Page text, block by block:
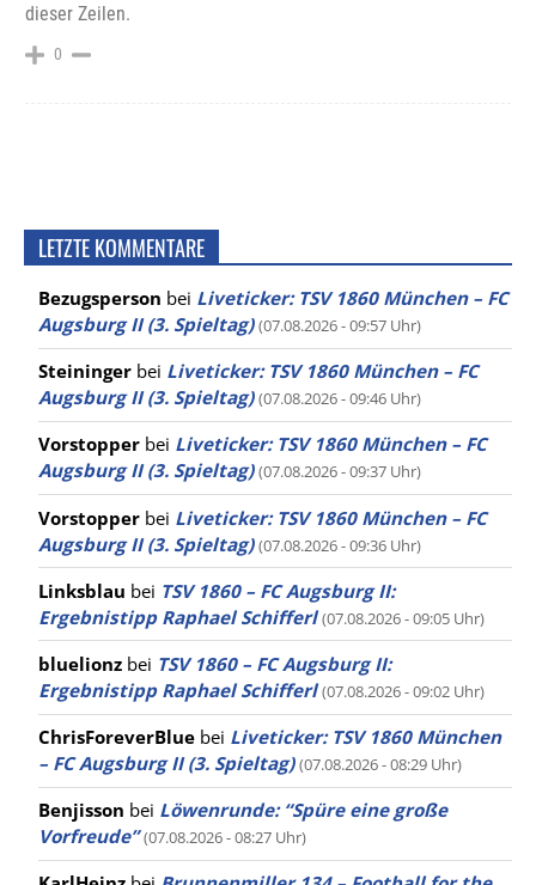
dieser Zeilen.
0
LETZTE KOMMENTARE
Bezugsperson bei Liveticker: TSV 1860 München – FC
Augsburg II (3. Spieltag) (07.08.2026 - 09:57 Uhr)
Steininger bei Liveticker: TSV 1860 München – FC
Augsburg II (3. Spieltag) (07.08.2026 - 09:46 Uhr)
Vorstopper bei Liveticker: TSV 1860 München – FC
Augsburg II (3. Spieltag) (07.08.2026 - 09:37 Uhr)
Vorstopper bei Liveticker: TSV 1860 München – FC
Augsburg II (3. Spieltag) (07.08.2026 - 09:36 Uhr)
Linksblau bei TSV 1860 – FC Augsburg II:
Ergebnistipp Raphael Schifferl (07.08.2026 - 09:05 Uhr)
bluelionz bei TSV 1860 – FC Augsburg II:
Ergebnistipp Raphael Schifferl (07.08.2026 - 09:02 Uhr)
ChrisForeverBlue bei Liveticker: TSV 1860 München
– FC Augsburg II (3. Spieltag) (07.08.2026 - 08:29 Uhr)
Benjisson bei Löwenrunde: “Spüre eine große
Vorfreude” (07.08.2026 - 08:27 Uhr)